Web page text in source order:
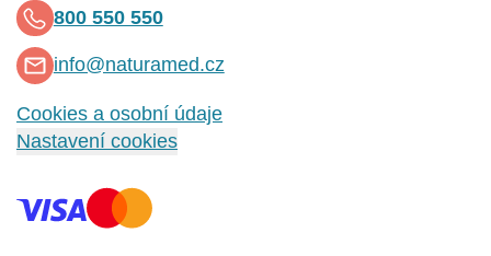
800 550 550
info@naturamed.cz
Cookies a osobní údaje
Nastavení cookies